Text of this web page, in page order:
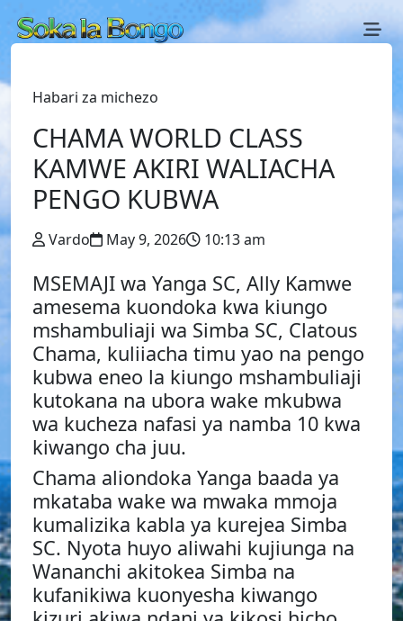
Habari za michezo
CHAMA WORLD CLASS
KAMWE AKIRI WALIACHA
PENGO KUBWA
Vardo May 9, 2026 10:13 am
MSEMAJI wa Yanga SC, Ally Kamwe
amesema kuondoka kwa kiungo
mshambuliaji wa Simba SC, Clatous
Chama, kuliiacha timu yao na pengo
kubwa eneo la kiungo mshambuliaji
kutokana na ubora wake mkubwa
wa kucheza nafasi ya namba 10 kwa
kiwango cha juu.
Chama aliondoka Yanga baada ya
mkataba wake wa mwaka mmoja
kumalizika kabla ya kurejea Simba
SC. Nyota huyo aliwahi kujiunga na
Wananchi akitokea Simba na
kufanikiwa kuonyesha kiwango